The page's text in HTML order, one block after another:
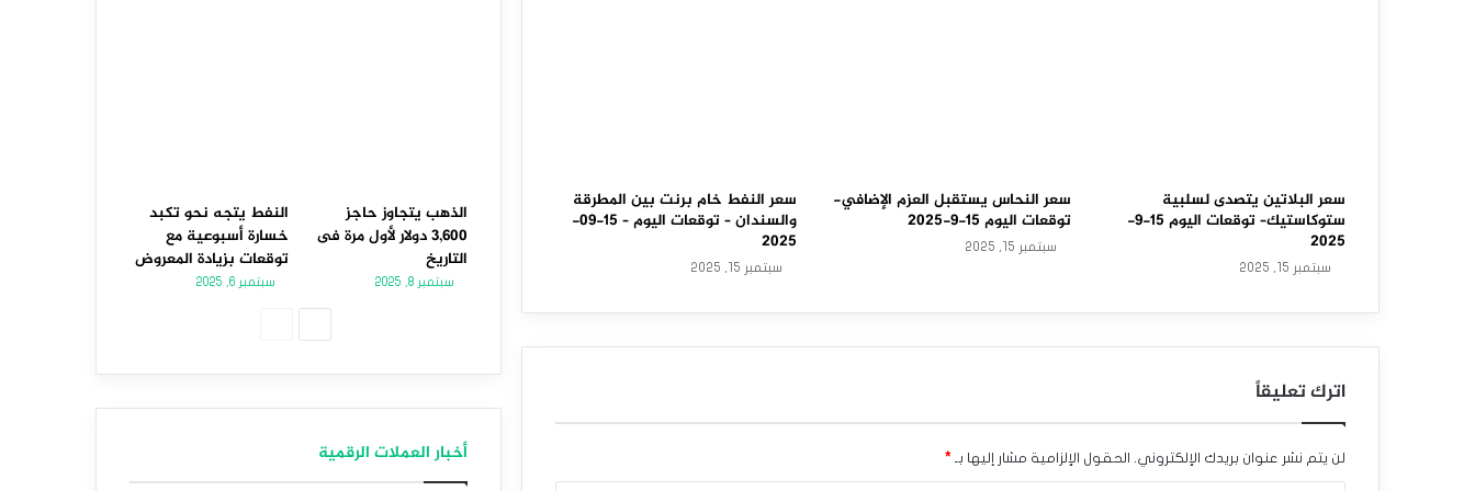
ه
ر
ا
ل
م
ز
ي
سعر البلاتين يتصدى لسلبية
ستوكاستيك– توقعات اليوم 15-9-
2025
سبتمبر 15, 2025
سعر النحاس يستقبل العزم الإضافي-
توقعات اليوم 15-9-2025
سبتمبر 15, 2025
سعر النفط خام برنت بين المطرقة
والسندان – توقعات اليوم – 15-09-
2025
سبتمبر 15, 2025
اترك تعليقاً
لن يتم نشر عنوان بريدك الإلكتروني. الحقول الإلزامية مشار إليها بـ *
الذهب يتجاوز حاجز
3,600 دولار لأول مرة فى
التاريخ
سبتمبر 8, 2025
النفط يتجه نحو تكبد
خسارة أسبوعية مع
توقعات بزيادة المعروض
سبتمبر 6, 2025
أخبار العملات الرقمية